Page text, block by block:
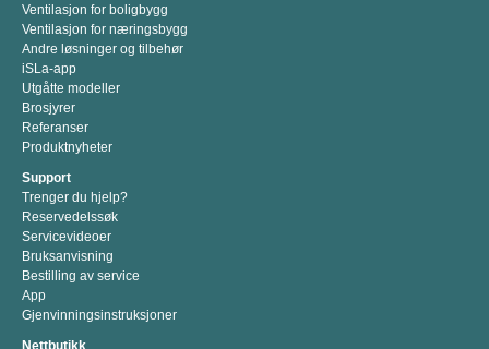
Ventilasjon for boligbygg
Ventilasjon for næringsbygg
Andre løsninger og tilbehør
iSLa-app
Utgåtte modeller
Brosjyrer
Referanser
Produktnyheter
Support
Trenger du hjelp?
Reservedelssøk
Servicevideoer
Bruksanvisning
Bestilling av service
App
Gjenvinningsinstruksjoner
Nettbutikk